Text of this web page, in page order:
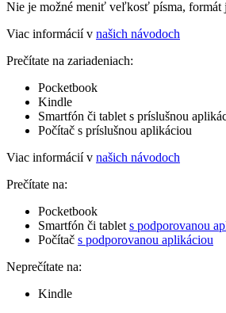
Nie je možné meniť veľkosť písma, formát
Viac informácií v našich návodoch
Prečítate na zariadeniach:
Pocketbook
Kindle
Smartfón či tablet s príslušnou
Počítač s príslušnou aplikáciou
Viac informácií v našich návodoch
Prečítate na:
Pocketbook
Smartfón či tablet s podporovanou
Počítač s podporovanou aplikáciou
Neprečítate na:
Kindle